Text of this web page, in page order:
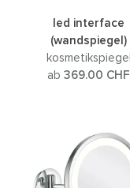
led interface
(wandspiegel)
kosmetikspiegel
ab 369.00 CHF